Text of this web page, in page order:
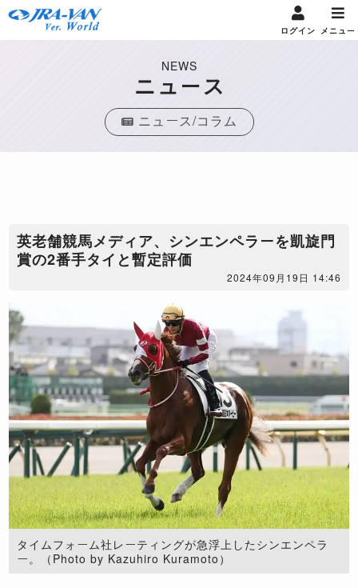
ログイン メニュー
NEWS
ニュース
ニュース/コラム
​英老舗競馬メディア、シンエンペラーを凱旋門
賞の2番手タイと暫定評価
2024年09月19日 14:46
タイムフォーム社レーティングが急浮上したシンエンペラ
ー。（Photo by Kazuhiro Kuramoto）